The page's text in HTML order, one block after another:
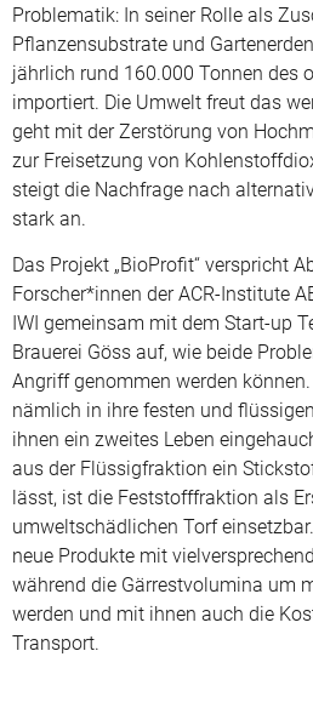
Problematik: In seiner Rolle als
Pflanzensubstrate und
jährlich rund 160.000 Tonnen des
importiert. Die Umwelt freut das
geht mit der Zerstörung von
zur Freisetzung von
steigt die Nachfrage nach
stark an.
Das Projekt „BioProfit“ verspricht
Forscher*innen der ACR-Institute
IWI gemeinsam mit dem Start-up
Brauerei Göss auf, wie beide
Angriff genommen werden
nämlich in ihre festen und
ihnen ein zweites Leben
aus der Flüssigfraktion ein
lässt, ist die Feststofffraktion als
umweltschädlichen Torf
neue Produkte mit
während die Gärrestvolumina um
werden und mit ihnen auch die
Transport.